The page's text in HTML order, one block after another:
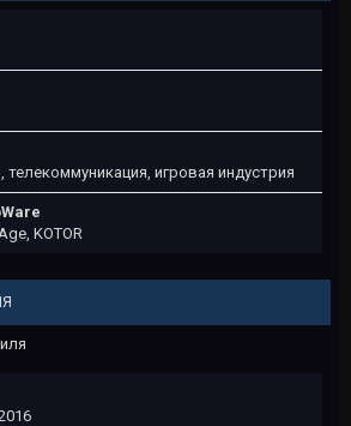
телекоммуникация, игровая индустрия
KOTOR